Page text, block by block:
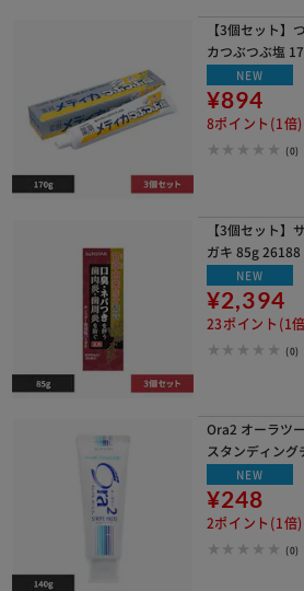
【3個セット】
カつぶつぶ塩
NEW
¥894
8ポイント(1倍)
(0)
【3個セット】
ガキ 85g 26188
NEW
¥2,394
23ポイント(1
(0)
Ora2 オーラツ
スタンディン
NEW
¥248
2ポイント(1倍)
(0)